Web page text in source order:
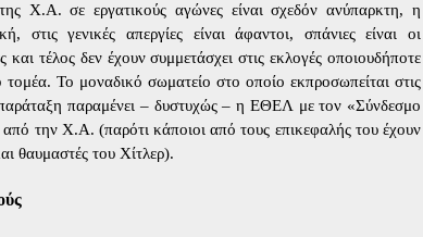
Χ.Α. σε εργατικούς αγώνες είναι σχεδόν ανύπαρκτη, η
στις γενικές απεργίες είναι άφαντοι, σπάνιες είναι οι
τέλος δεν έχουν συμμετάσχει στις εκλογές οποιουδήποτε
τομέα. Το μοναδικό σωματείο στο οποίο εκπροσωπείται στις
παράταξη παραμένει – δυστυχώς – η ΕΘΕΛ με τον «Σύνδεσμο
την Χ.Α. (παρότι κάποιοι από τους επικεφαλής του έχουν
θαυμαστές του Χίτλερ).